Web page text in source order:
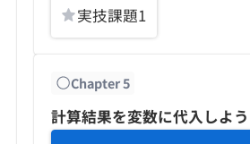
実技課題1
Chapter5
計算結果を変数に代入しよう